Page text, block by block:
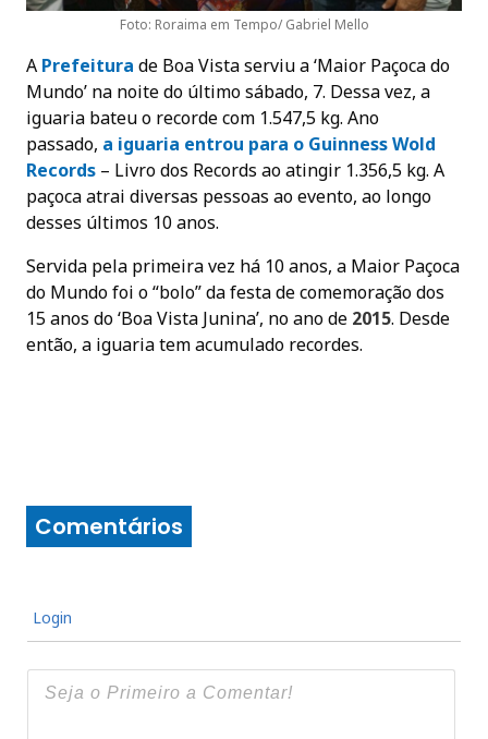
Foto: Roraima em Tempo/ Gabriel Mello
A Prefeitura de Boa Vista serviu a ‘Maior Paçoca do
Mundo’ na noite do último sábado, 7. Dessa vez, a
iguaria bateu o recorde com 1.547,5 kg. Ano
passado, a iguaria entrou para o Guinness Wold
Records – Livro dos Records ao atingir 1.356,5 kg. A
paçoca atrai diversas pessoas ao evento, ao longo
desses últimos 10 anos.
Servida pela primeira vez há 10 anos, a Maior Paçoca
do Mundo foi o “bolo” da festa de comemoração dos
15 anos do ‘Boa Vista Junina’, no ano de 2015. Desde
então, a iguaria tem acumulado recordes.
Comentários
Login